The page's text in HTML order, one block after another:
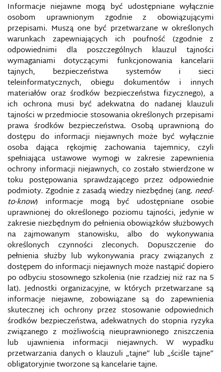
Informacje niejawne mogą być udostępniane wyłącznie
osobom uprawnionym zgodnie z obowiązującymi
przepisami. Muszą one być przetwarzane w określonych
warunkach zapewniających ich poufność (zgodnie z
odpowiednimi dla poszczególnych klauzul tajności
wymaganiami dotyczącymi funkcjonowania kancelarii
tajnych, bezpieczeństwa systemów i sieci
teleinformatycznych, obiegu dokumentów i innych
materiałów oraz środków bezpieczeństwa fizycznego), a
ich ochrona musi być adekwatna do nadanej klauzuli
tajności w przedmiocie stosowania określonych przepisami
prawa środków bezpieczeństwa. Osobą uprawnioną do
dostępu do informacji niejawnych może być wyłącznie
osoba dająca rękojmię zachowania tajemnicy, czyli
spełniająca ustawowe wymogi w zakresie zapewnienia
ochrony informacji niejawnych, co zostało stwierdzone w
toku postępowania sprawdzającego przez odpowiednie
podmioty. Zgodnie z zasadą wiedzy niezbędnej (ang. need-
to-know) informacje mogą być udostępniane osobie
uprawnionej do określonego poziomu tajności, jedynie w
zakresie niezbędnym do pełnienia obowiązków służbowych
na zajmowanym stanowisku, albo do wykonywania
określonych czynności zleconych. Dopuszczenie do
pełnienia służby lub wykonywania pracy związanych z
dostępem do informacji niejawnych może nastąpić dopiero
po odbyciu stosownego szkolenia (nie rzadziej niż raz na 5
lat). Jednostki organizacyjne, w których przetwarzane są
informacje niejawne, zobowiązane są do zapewnienia
skutecznej ich ochrony przez stosowanie odpowiednich
środków bezpieczeństwa, adekwatnych do stopnia ryzyka
związanego z możliwością nieuprawnionego zniszczenia
lub ujawnienia informacji niejawnych. W wypadku
przetwarzania danych o klauzuli „tajne” lub „ściśle tajne”
obligatoryjnie tworzone są kancelarie tajne.